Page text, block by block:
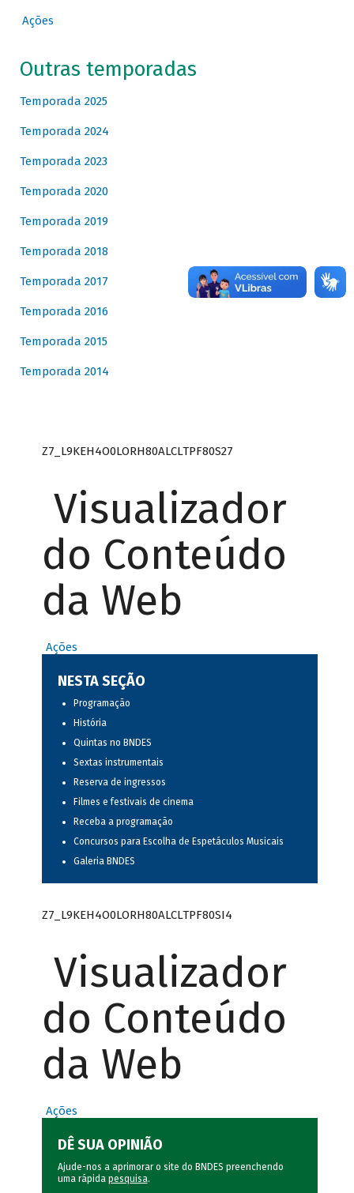
Ações
Outras temporadas
Temporada 2025
Temporada 2024
Temporada 2023
Temporada 2020
Temporada 2019
Temporada 2018
Temporada 2017
Temporada 2016
Temporada 2015
Temporada 2014
Z7_L9KEH4O0LORH80ALCLTPF80S27
Visualizador
do Conteúdo
da Web
Ações
NESTA SEÇÃO
Programação
História
Quintas no BNDES
Sextas instrumentais
Reserva de ingressos
Filmes e festivais de cinema
Receba a programação
Concursos para Escolha de Espetáculos Musicais
Galeria BNDES
Z7_L9KEH4O0LORH80ALCLTPF80SI4
Visualizador
do Conteúdo
da Web
Ações
DÊ SUA OPINIÃO
Ajude-nos a aprimorar o site do BNDES preenchendo
uma rápida pesquisa.